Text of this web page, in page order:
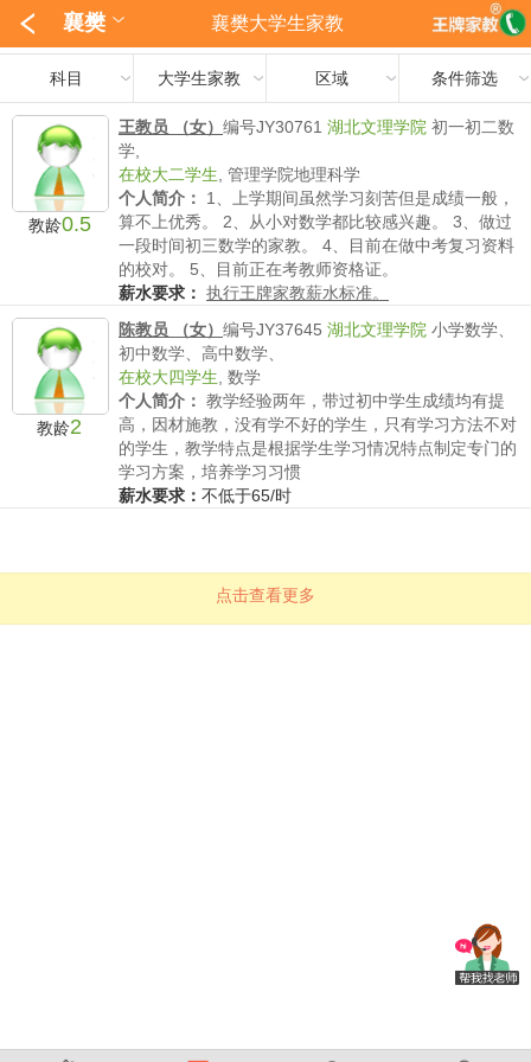
襄樊 襄樊大学生家教
科目 大学生家教 区域 条件筛选
教龄0.5
王教员 （女） 编号JY30761 湖北文理学院 初一初二数
学,
在校大二学生 管理学院地理科学
个人简介：
1、上学期间虽然学习刻苦但是成绩一般，
算不上优秀。 2、从小对数学都比较感兴趣。 3、做过
一段时间初三数学的家教。 4、目前在做中考复习资料
的校对。 5、目前正在考教师资格证。
薪水要求： 执行王牌家教薪水标准。
教龄2
陈教员 （女） 编号JY37645 湖北文理学院 小学数学、
初中数学、高中数学、
在校大四学生 数学
个人简介： 教学经验两年，带过初中学生成绩均有提
高，因材施教，没有学不好的学生，只有学习方法不对
的学生，教学特点是根据学生学习情况特点制定专门的
学习方案，培养学习习惯
薪水要求： 不低于65/时
点击查看更多